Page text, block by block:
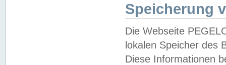
Speicherung
Die Webseite
lokalen Speicher des
Diese Informationen